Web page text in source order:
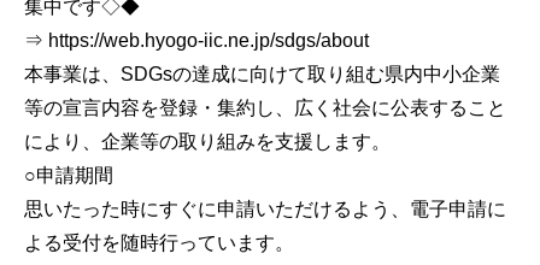
集中です◇◆
⇒ https://web.hyogo-iic.ne.jp/sdgs/about
本事業は、SDGsの達成に向けて取り組む県内中小企業
等の宣言内容を登録・集約し、広く社会に公表すること
により、企業等の取り組みを支援します。
○申請期間
思いたった時にすぐに申請いただけるよう、電子申請に
よる受付を随時行っています。